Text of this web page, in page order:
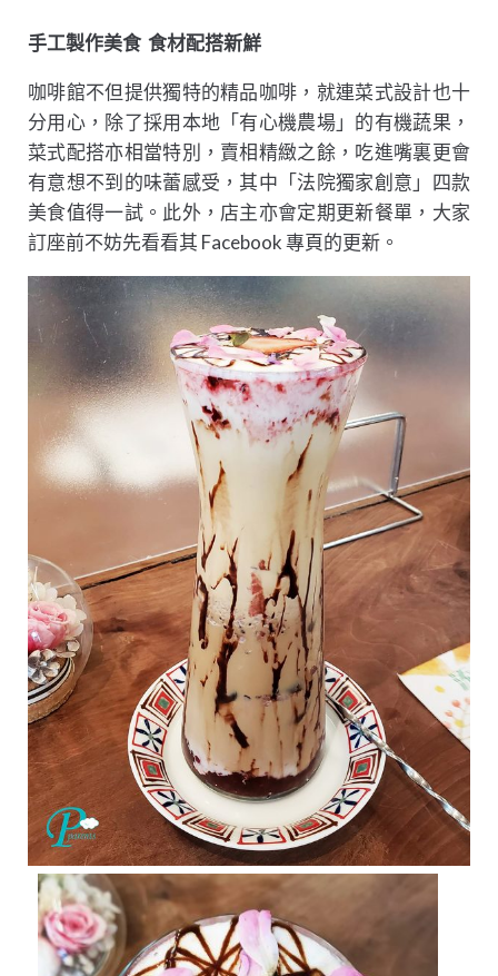
手工製作美食 食材配搭新鮮
咖啡館不但提供獨特的精品咖啡，就連菜式設計也十
分用心，除了採用本地「有心機農場」的有機蔬果，
菜式配搭亦相當特別，賣相精緻之餘，吃進嘴裏更會
有意想不到的味蕾感受，其中「法院獨家創意」四款
美食值得一試。此外，店主亦會定期更新餐單，大家
訂座前不妨先看看其 Facebook 專頁的更新。